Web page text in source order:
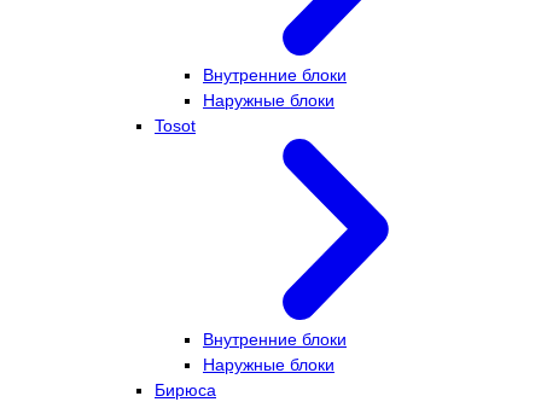
Внутренние блоки
Наружные блоки
Tosot
Внутренние блоки
Наружные блоки
Бирюса